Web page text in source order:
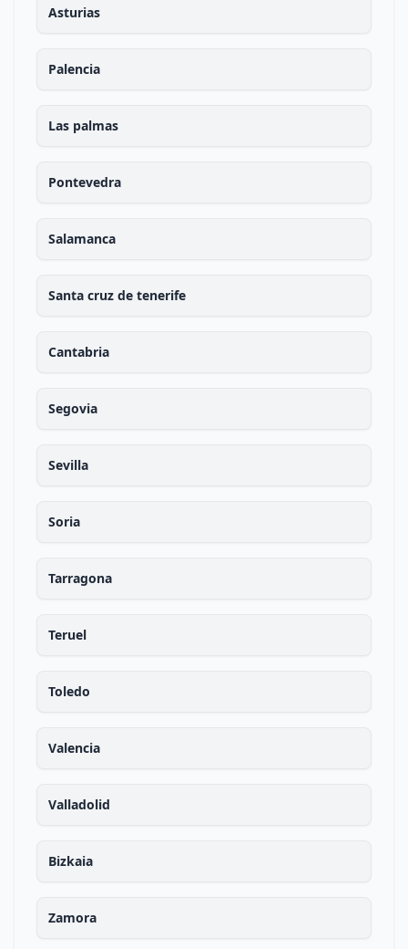
Asturias
Palencia
Las palmas
Pontevedra
Salamanca
Santa cruz de tenerife
Cantabria
Segovia
Sevilla
Soria
Tarragona
Teruel
Toledo
Valencia
Valladolid
Bizkaia
Zamora